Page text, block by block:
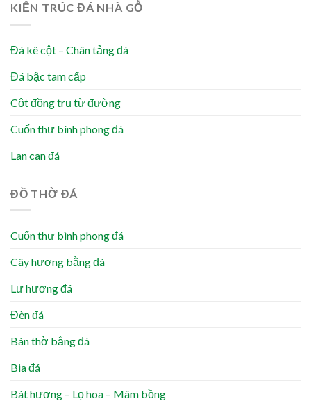
KIẾN TRÚC ĐÁ NHÀ GỖ
Đá kê cột – Chân tảng đá
Đá bậc tam cấp
Cột đồng trụ từ đường
Cuốn thư bình phong đá
Lan can đá
ĐỒ THỜ ĐÁ
Cuốn thư bình phong đá
Cây hương bằng đá
Lư hương đá
Đèn đá
Bàn thờ bằng đá
Bia đá
Bát hương – Lọ hoa – Mâm bồng